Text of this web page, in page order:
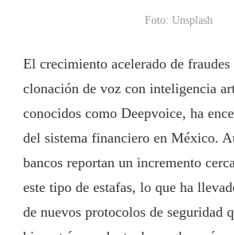
Foto: Unsplash
El crecimiento acelerado de fraudes
clonación de voz con inteligencia
conocidos como Deepvoice, ha
del sistema financiero en México.
bancos reportan un incremento
este tipo de estafas, lo que ha
de nuevos protocolos de seguridad